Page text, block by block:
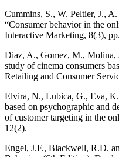
Cummins, S., W. Peltier, J.,
“Consumer behavior in the
Interactive Marketing, 8(3),
Diaz, A., Gomez, M., Molina,
study of cinema consumers
Retailing and Consumer
Elvira, N., Lubica, G., Eva,
based on psychographic and
of customer targeting in the
12(2).
Engel, J.F., Blackwell, R.D.